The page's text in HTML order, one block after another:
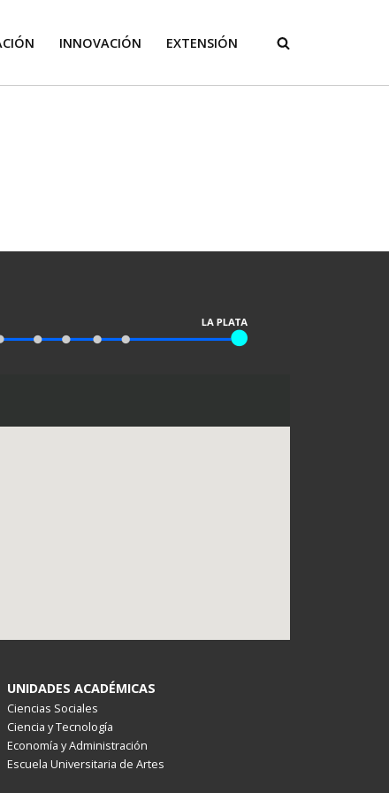
INNOVACIÓN EXTENSIÓN
UNIDADES ACADÉMICAS
Ciencias Sociales
Ciencia y Tecnología
Economía y Administración
Escuela Universitaria de Artes